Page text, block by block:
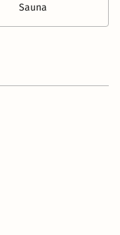
Sauna